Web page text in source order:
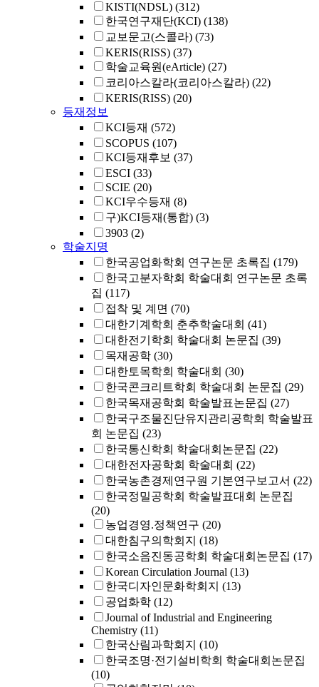
KISTI(NDSL) (312)
한국연구재단(KCI) (138)
교보문고(스콜라) (73)
KERIS(RISS) (37)
학술교육원(eArticle) (27)
코리아스칼라(코리아스칼라) (22)
KERIS(RISS) (20)
등재정보
KCI등재 (572)
SCOPUS (107)
KCI등재후보 (37)
ESCI (33)
SCIE (20)
KCI우수등재 (8)
구)KCI등재(통합) (3)
3903 (2)
학술지명
한국공업화학회 연구논문 초록집 (179)
한국고분자학회 학술대회 연구논문 초록
집 (117)
접착 및 계면 (70)
대한기계학회 춘추학술대회 (41)
대한전기학회 학술대회 논문집 (39)
목재공학 (30)
대한토목학회 학술대회 (30)
한국콘크리트학회 학술대회 논문집 (29)
한국목재공학회 학술발표논문집 (27)
한국구조물진단유지관리공학회 학술발표
회 논문집 (23)
한국통신학회 학술대회논문집 (22)
대한전자공학회 학술대회 (22)
한국농촌경제연구원 기본연구보고서 (22)
한국정밀공학회 학술발표대회 논문집
(20)
농업경영.정책연구 (20)
대한침구의학회지 (18)
한국소음진동공학회 학술대회논문집 (17)
Korean Circulation Journal (13)
한국디자인문화학회지 (13)
공업화학 (12)
Journal of Industrial and Engineering
Chemistry (11)
한국산림과학회지 (10)
한국조명·전기설비학회 학술대회논문집
(10)